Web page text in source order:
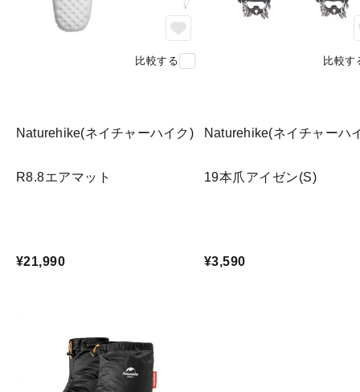
比較する
Naturehike(ネイチャーハイク)
R8.8エアマット
¥21,990
比較す
Naturehike(ネイチャーハ
19本爪アイゼン(S)
¥3,590